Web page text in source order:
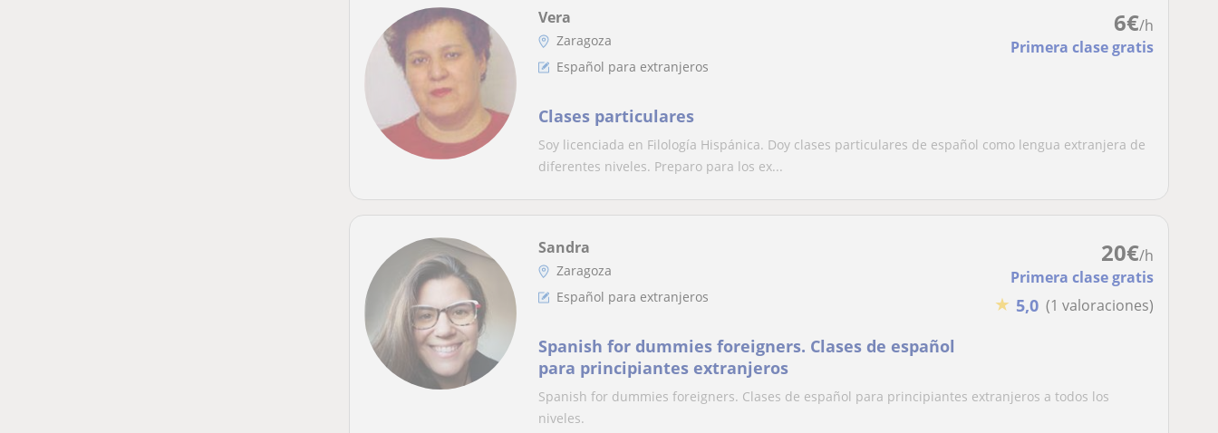
6€/h
Primera clase gratis
Vera
Zaragoza
Español para extranjeros
Clases particulares
Soy licenciada en Filología Hispánica. Doy clases particulares de español como lengua extranjera de
diferentes niveles. Preparo para los ex...
20€/h
Primera clase gratis
★ 5,0 (1 valoraciones)
Sandra
Zaragoza
Español para extranjeros
Spanish for dummies foreigners. Clases de español
para principiantes extranjeros
Spanish for dummies foreigners. Clases de español para principiantes extranjeros a todos los
niveles.